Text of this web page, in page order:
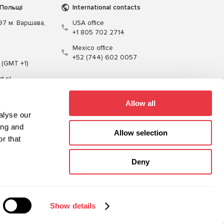
our
and
that
Show details
Allow all
Allow selection
Deny
м. Варшава,
+1)
International contacts
USA office
+1 805 702 2714
Mexico office
+52 (744) 602 0057
Кабелі